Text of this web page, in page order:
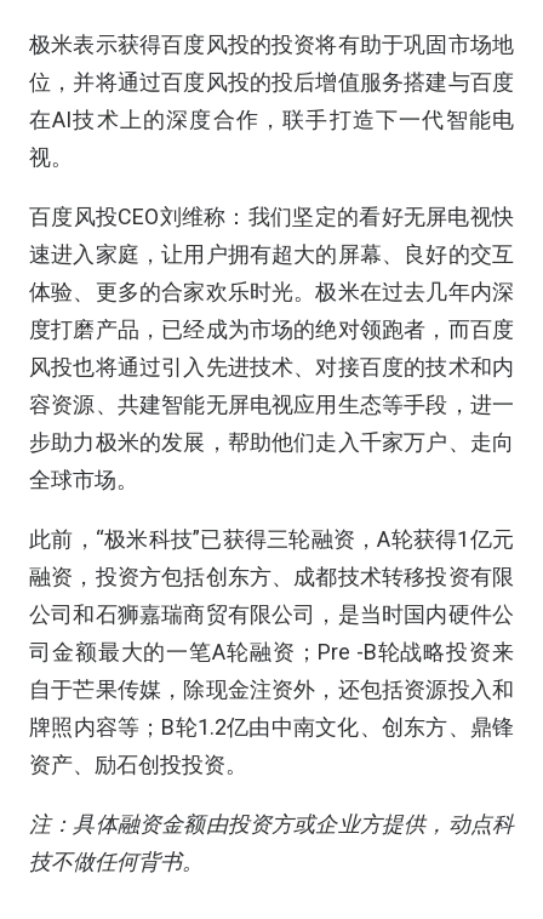
极米表示获得百度风投的投资将有助于巩固市场地
位，并将通过百度风投的投后增值服务搭建与百度
在AI技术上的深度合作，联手打造下一代智能电
视。
百度风投CEO刘维称：我们坚定的看好无屏电视快
速进入家庭，让用户拥有超大的屏幕、良好的交互
体验、更多的合家欢乐时光。极米在过去几年内深
度打磨产品，已经成为市场的绝对领跑者，而百度
风投也将通过引入先进技术、对接百度的技术和内
容资源、共建智能无屏电视应用生态等手段，进一
步助力极米的发展，帮助他们走入千家万户、走向
全球市场。
此前，“极米科技”已获得三轮融资，A轮获得1亿元
融资，投资方包括创东方、成都技术转移投资有限
公司和石狮嘉瑞商贸有限公司，是当时国内硬件公
司金额最大的一笔A轮融资；Pre -B轮战略投资来
自于芒果传媒，除现金注资外，还包括资源投入和
牌照内容等；B轮1.2亿由中南文化、创东方、鼎锋
资产、励石创投投资。
注：具体融资金额由投资方或企业方提供，动点科
技不做任何背书。